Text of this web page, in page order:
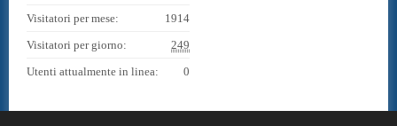
1914
Visitatori per mese:
249
Visitatori per giorno:
0
Utenti attualmente in linea: